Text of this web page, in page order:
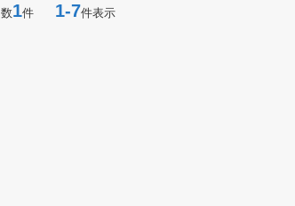
1件 1-7件表示